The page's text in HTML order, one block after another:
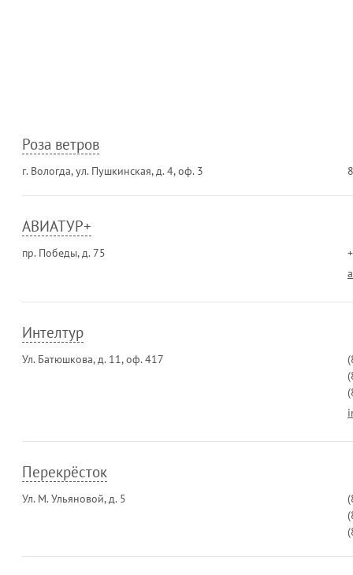
Роза ветров
г. Вологда, ул. Пушкинская, д. 4, оф. 3
АВИАТУР+
пр. Победы, д. 75
Интелтур
Ул. Батюшкова, д. 11, оф. 417
Перекрёсток
Ул. М. Ульяновой, д. 5